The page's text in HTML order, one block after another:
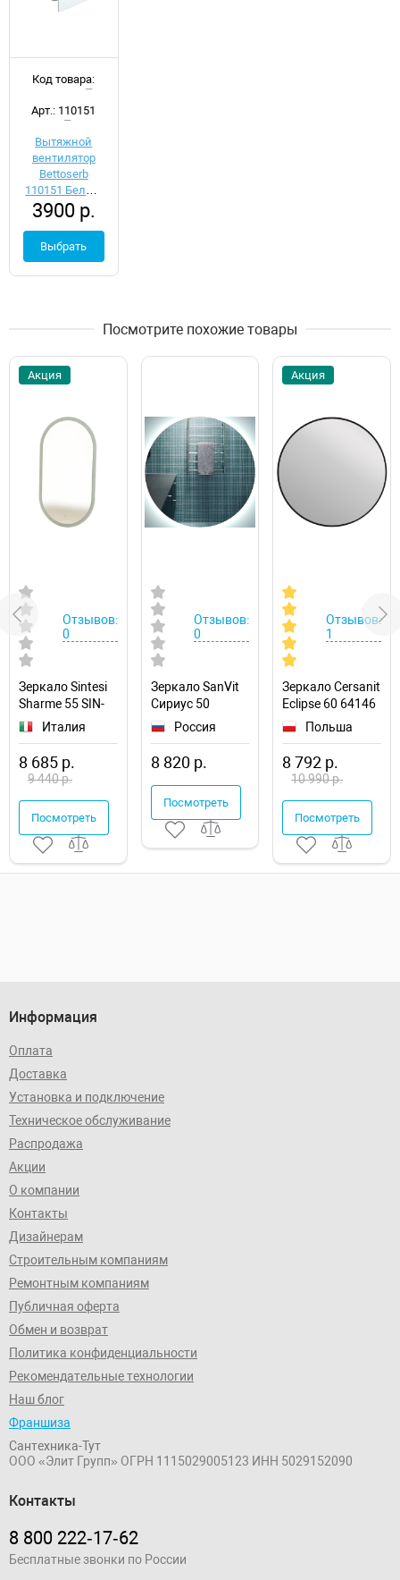
Код товара:
Арт.: 110151
Вытяжной
вентилятор
Bettoserb
110151 Белый
с обратным
клапаном
3900 р.
Выбрать
Посмотрите похожие товары
Акция
Отзывов:
0
Зеркало Sintesi
Sharme 55 SIN-
SPEC-SHARME-
Италия
8 685 р.
9 440 р.
Посмотреть
Отзывов:
0
Зеркало SanVit
Сириус 50
zsirius50 с
Россия
8 820 р.
Посмотреть
Акция
Отзывов:
1
Зеркало Cersanit
Eclipse 60 64146
с подсветкой
Польша
8 792 р.
10 990 р.
Посмотреть
Информация
Оплата
Доставка
Установка и подключение
Техническое обслуживание
Распродажа
Акции
О компании
Контакты
Дизайнерам
Строительным компаниям
Ремонтным компаниям
Публичная оферта
Обмен и возврат
Политика конфиденциальности
Рекомендательные технологии
Наш блог
Франшиза
Сантехника-Тут
ООО «Элит Групп» ОГРН 1115029005123 ИНН 5029152090
Контакты
8 800 222‑17‑62
Бесплатные звонки по России